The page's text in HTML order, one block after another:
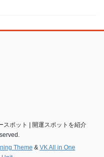
ポット | 開運スポットを紹介
Theme & VK All in One